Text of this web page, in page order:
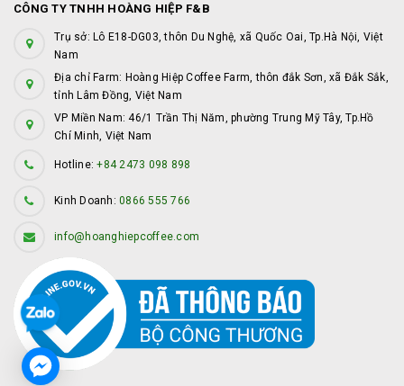
CÔNG TY TNHH HOÀNG HIỆP F&B
Trụ sở: Lô E18-DG03, thôn Du Nghệ, xã Quốc Oai, Tp.Hà Nội, Việt
Nam
Địa chỉ Farm: Hoàng Hiệp Coffee Farm, thôn đắk Sơn, xã Đắk Sắk,
tỉnh Lâm Đồng, Việt Nam
VP Miền Nam: 46/1 Trần Thị Năm, phường Trung Mỹ Tây, Tp.Hồ
Chí Minh, Việt Nam
Hotline:+84 2473 098 898
Kinh Doanh: 0866 555 766
info@hoanghiepcoffee.com